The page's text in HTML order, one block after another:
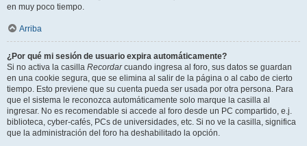
en muy poco tiempo.
Arriba
¿Por qué mi sesión de usuario expira automáticamente?
Si no activa la casilla Recordarcuando ingresa al foro, sus datos se guardan
en una cookie segura, que se elimina al salir de la página o al cabo de cierto
tiempo. Esto previene que su cuenta pueda ser usada por otra persona. Para
que el sistema le reconozca automáticamente solo marque la casilla al
ingresar. No es recomendable si accede al foro desde un PC compartido, e.j.
biblioteca, cyber-cafés, PCs de universidades, etc. Si no ve la casilla, significa
que la administración del foro ha deshabilitado la opción.